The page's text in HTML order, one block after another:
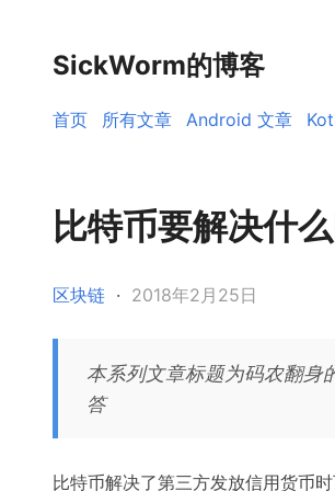
SickWorm的博客
首页 所有文章 Android 文章
比特币要解决什
区块链 · 2018年2月25日
本系列文章标题为码农翻身
答
比特币解决了第三方发放信用货币时